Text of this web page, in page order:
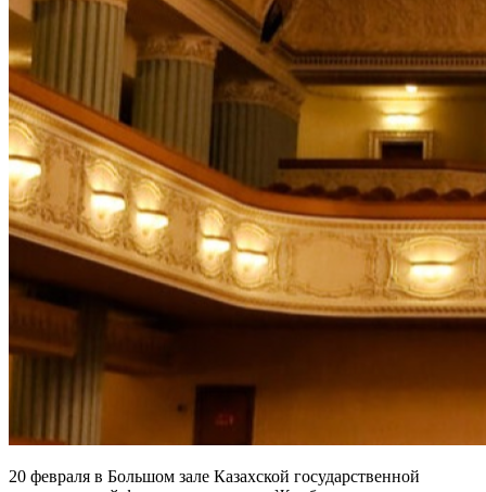
20 февраля в Большом зале Казахской государственной